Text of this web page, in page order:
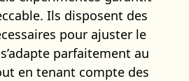
Ils disposent des
pour ajuster le
parfaitement au
en tenant compte des